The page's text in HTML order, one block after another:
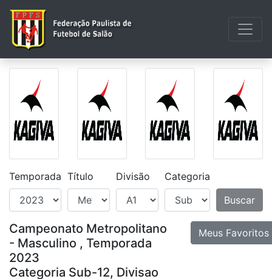
Temporada Título Divisão
Categoria
Buscar
Campeonato Metropolitano
- Masculino , Temporada
2023
Categoria Sub-12, Divisao
Meus Favoritos